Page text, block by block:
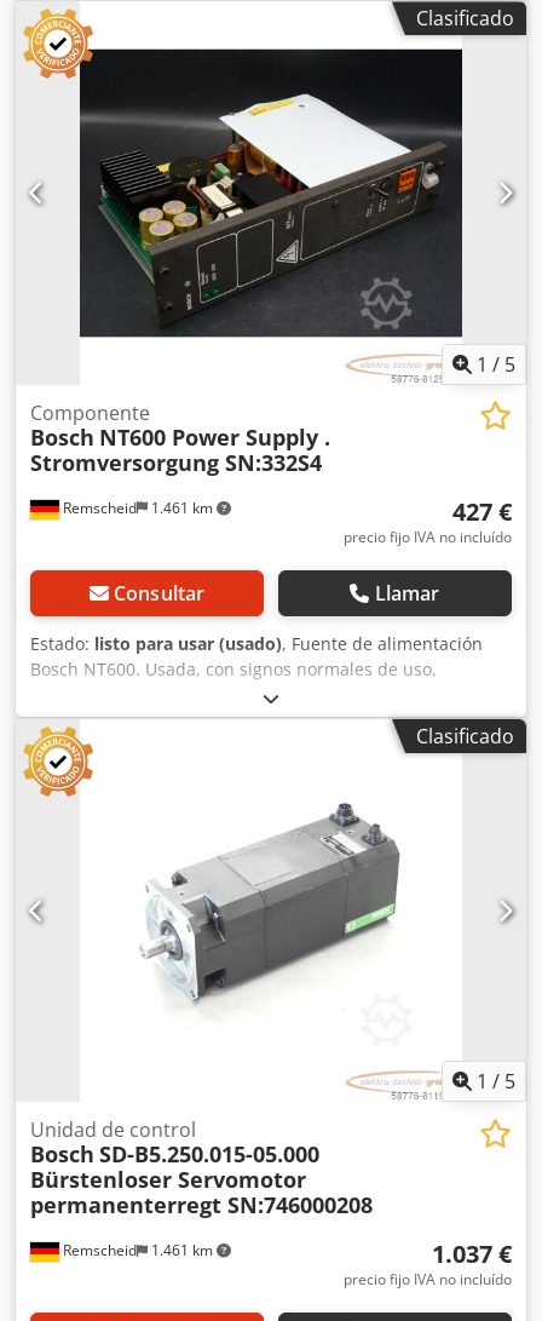
fotos. Credpji D T S Iofx Adqef
Clasificado
1 / 5
Remscheid 1.461 km
Componente
Bosch NT600 Power Supply .
Stromversorgung SN:332S4
427 €
precio fijo IVA no incluído
Consultar Llamar
Estado: listo para usar (usado), Fuente de alimentación
Bosch NT600. Usada, con signos normales de uso,
funciona al 100 %, el alcance del suministro se
corresponde con las fotos. Crjdpfxsi D Uayo Adqof
Clasificado
1 / 5
Remscheid 1.461 km
Unidad de control
Bosch SD-B5.250.015-05.000
Bürstenloser Servomotor
permanenterregt SN:746000208
1.037 €
precio fijo IVA no incluído